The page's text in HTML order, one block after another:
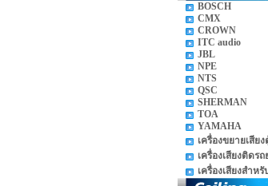
BOSCH
CMX
CROWN
ITC audio
JBL
NPE
NTS
QSC
SHERMAN
TOA
YAMAHA
เครื่องขยายเสีย
เครื่องเสียงติดร
เครื่องเสียงสำห